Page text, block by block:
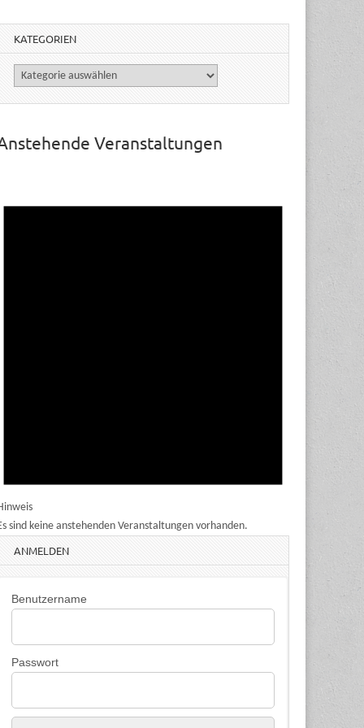
KATEGORIEN
Veranstaltungen
sind keine anstehenden Veranstaltungen vorhanden.
ANMELDEN
Benutzername
Passwort